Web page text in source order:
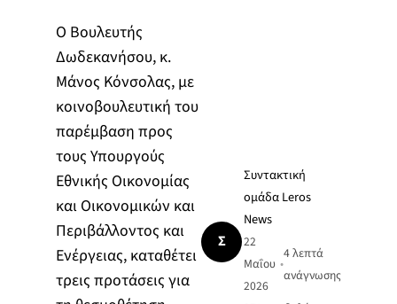
Ο Βουλευτής
Δωδεκανήσου, κ.
Μάνος Κόνσολας, με
κοινοβουλευτική του
παρέμβαση προς
τους Υπουργούς
Εθνικής Οικονομίας
και Οικονομικών και
Περιβάλλοντος και
Ενέργειας, καταθέτει
τρεις προτάσεις για
Σ
Συντακτική
ομάδα Leros
News
22
Μαΐου
2026
•
4 λεπτά
ανάγνωσης